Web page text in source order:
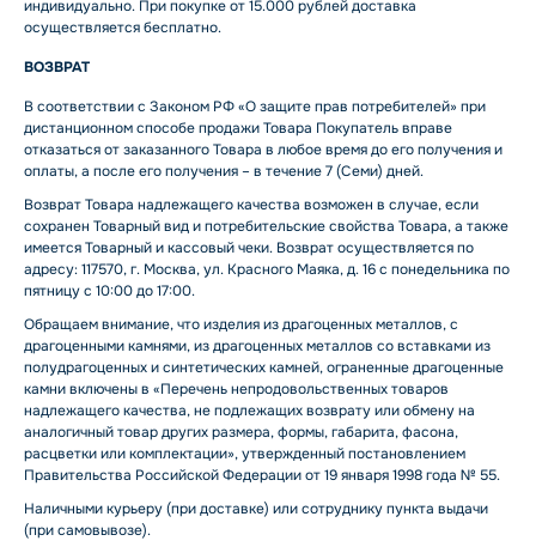
индивидуально. При покупке от 15.000 рублей доставка
осуществляется бесплатно.
ВОЗВРАТ
В соответствии с Законом РФ «О защите прав потребителей» при
дистанционном способе продажи Товара Покупатель вправе
отказаться от заказанного Товара в любое время до его получения и
оплаты, а после его получения – в течение 7 (Семи) дней.
Возврат Товара надлежащего качества возможен в случае, если
сохранен Товарный вид и потребительские свойства Товара, а также
имеется Товарный и кассовый чеки. Возврат осуществляется по
адресу: 117570, г. Москва, ул. Красного Маяка, д. 16 с понедельника по
пятницу с 10:00 до 17:00.
Обращаем внимание, что изделия из драгоценных металлов, с
драгоценными камнями, из драгоценных металлов со вставками из
полудрагоценных и синтетических камней, ограненные драгоценные
камни включены в «Перечень непродовольственных товаров
надлежащего качества, не подлежащих возврату или обмену на
аналогичный товар других размера, формы, габарита, фасона,
расцветки или комплектации», утвержденный постановлением
Правительства Российской Федерации от 19 января 1998 года № 55.
Наличными курьеру (при доставке) или сотруднику пункта выдачи
(при самовывозе).